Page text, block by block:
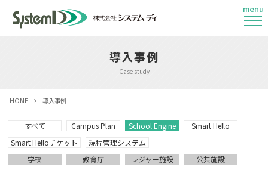
menu
導入事例
Case study
HOME 導入事例
すべて Campus Plan School Engine
Smart Hello
Smart Helloチケット
規程管理システム
学校
教育庁 レジャー施設
公共施設